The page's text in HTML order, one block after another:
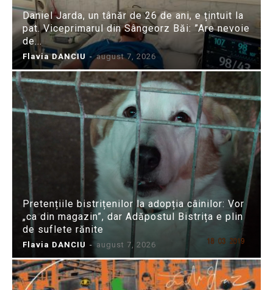
Daniel Jarda, un tânăr de 26 de ani, e țintuit la
pat. Viceprimarul din Sângeorz Băi: ”Are nevoie
de...
Flavia DANCIU - august 7, 2026
Pretențiile bistrițenilor la adopția câinilor: Vor
„ca din magazin”, dar Adăpostul Bistrița e plin
de suflete rănite
Flavia DANCIU - august 7, 2026